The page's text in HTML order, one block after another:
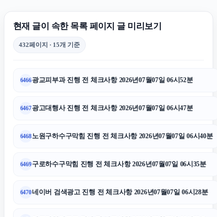
동탄피부과
수원변호사
재산분할
용인형사전문변호사
현재 글이 속한 목록 페이지 글 미리보기
432페이지 · 15개 기준
6466광교피부과 진행 전 체크사항 2026년07월07일 06시52분
6467광고대행사 진행 전 체크사항 2026년07월07일 06시47분
6468노원구하수구막힘 진행 전 체크사항 2026년07월07일 06시40분
6469구로하수구막힘 진행 전 체크사항 2026년07월07일 06시35분
6470네이버 검색광고 진행 전 체크사항 2026년07월07일 06시28분